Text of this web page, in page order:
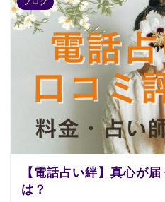
【電話占い絆】真心が
は？